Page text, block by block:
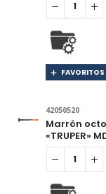
FAVORITOS
42050520
Marrón
«TRUPER»